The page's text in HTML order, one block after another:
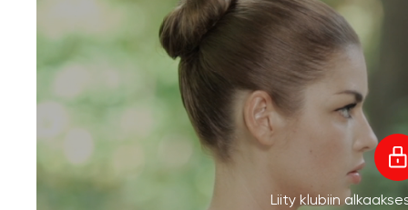
Liity klubiin